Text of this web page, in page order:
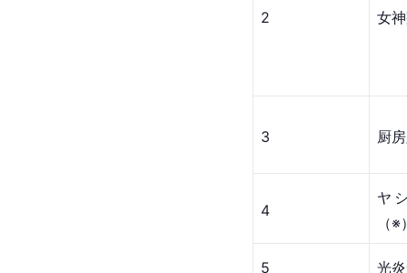
2 女
3 厨
4
ヤ
（※
5 光